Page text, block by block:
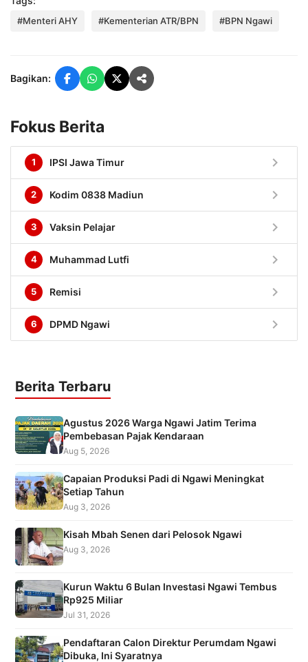
#Menteri AHY #Kementerian ATR/BPN #BPN Ngawi
Bagikan:
Fokus Berita
1 IPSI Jawa Timur chevron_right
2 Kodim 0838 Madiun chevron_right
3 Vaksin Pelajar chevron_right
4 Muhammad Lutfi chevron_right
5 Remisi chevron_right
6 DPMD Ngawi chevron_right
Berita Terbaru
Agustus 2026 Warga Ngawi Jatim Terima
Pembebasan Pajak Kendaraan
Aug 5, 2026
Capaian Produksi Padi di Ngawi Meningkat
Setiap Tahun
Aug 3, 2026
Kisah Mbah Senen dari Pelosok Ngawi
Aug 3, 2026
Kurun Waktu 6 Bulan Investasi Ngawi Tembus
Rp925 Miliar
Jul 31, 2026
Pendaftaran Calon Direktur Perumdam Ngawi
Dibuka, Ini Syaratnya